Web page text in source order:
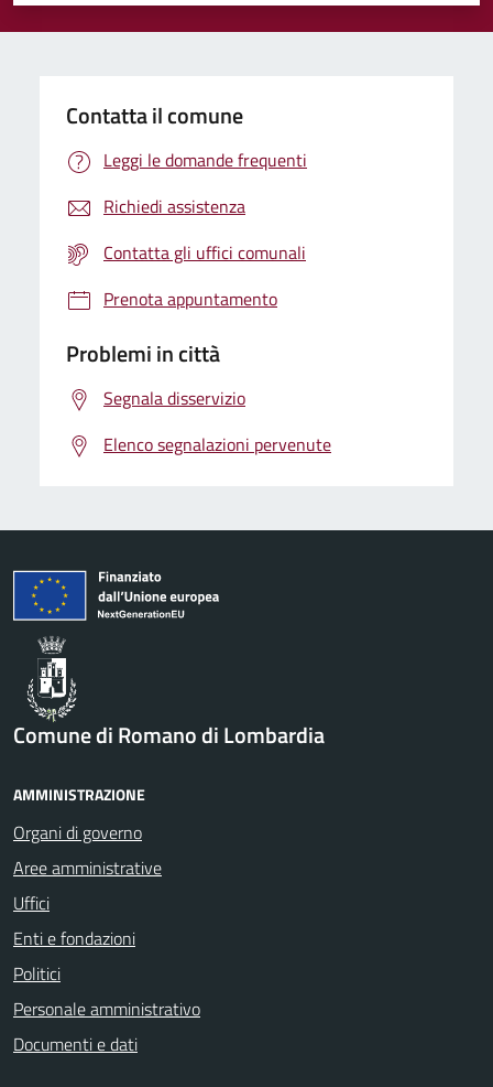
Contatta il comune
Leggi le domande frequenti
Richiedi assistenza
Contatta gli uffici comunali
Prenota appuntamento
Problemi in città
Segnala disservizio
Elenco segnalazioni pervenute
Comune di Romano di Lombardia
AMMINISTRAZIONE
Organi di governo
Aree amministrative
Uffici
Enti e fondazioni
Politici
Personale amministrativo
Documenti e dati